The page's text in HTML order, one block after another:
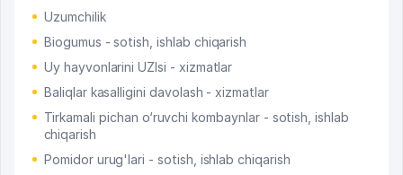
Uzumchilik
Biogumus - sotish, ishlab chiqarish
Uy hayvonlarini UZIsi - xizmatlar
Baliqlar kasalligini davolash - xizmatlar
Tirkamali pichan o‘ruvchi kombaynlar - sotish, ishlab
chiqarish
Pomidor urug'lari - sotish, ishlab chiqarish